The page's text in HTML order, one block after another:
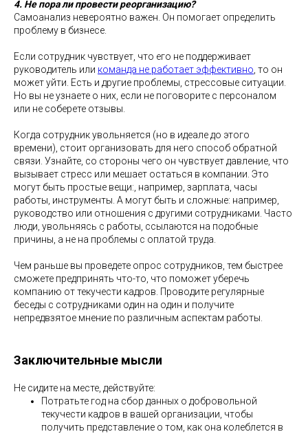
4. Не пора ли провести реорганизацию?
Самоанализ невероятно важен. Он помогает определить
проблему в бизнесе.
Если сотрудник чувствует, что его не поддерживает
руководитель или команда не работает эффективно , то он
может уйти. Есть и другие проблемы, стрессовые ситуации.
Но вы не узнаете о них, если не поговорите с персоналом
или не соберете отзывы.
Когда сотрудник увольняется (но в идеале до этого
времени), стоит организовать для него способ обратной
связи. Узнайте, со стороны чего он чувствует давление, что
вызывает стресс или мешает остаться в компании. Это
могут быть простые вещи:, например, зарплата, часы
работы, инструменты. А могут быть и сложные: например,
руководство или отношения с другими сотрудниками. Часто
люди, увольняясь с работы, ссылаются на подобные
причины, а не на проблемы с оплатой труда.
Чем раньше вы проведете опрос сотрудников, тем быстрее
сможете предпринять что-то, что поможет уберечь
компанию от текучести кадров. Проводите регулярные
беседы с сотрудниками один на один и получите
непредвзятое мнение по различным аспектам работы.
Заключительные мысли
Не сидите на месте, действуйте:
Потратьте год на сбор данных о добровольной
текучести кадров в вашей организации, чтобы
получить представление о том, как она колеблется в